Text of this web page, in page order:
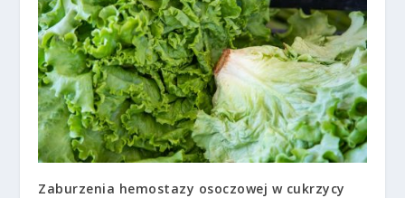
Zaburzenia hemostazy osoczowej w cukrzycy